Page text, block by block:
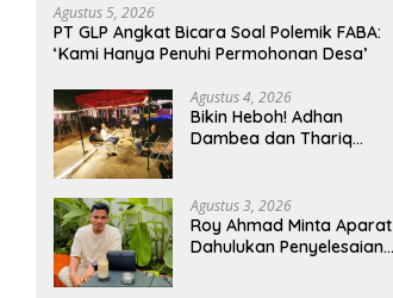
Agustus 5, 2026
PT GLP Angkat Bicara Soal Polemik FABA:
‘Kami Hanya Penuhi Permohonan Desa’
Agustus 4, 2026
Bikin Heboh! Adhan
Dambea dan Thariq
Agustus 3, 2026
Roy Ahmad Minta Aparat
Dahulukan Penyelesaian